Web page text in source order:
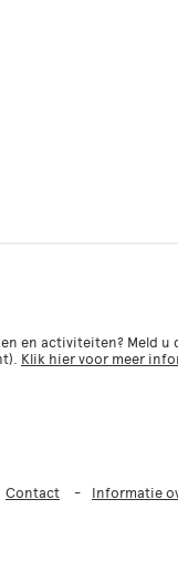
en activiteiten? Meld u
Klik hier voor meer
Contact Informatie